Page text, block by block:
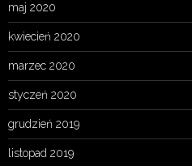
maj 2020
kwiecień 2020
marzec 2020
styczeń 2020
grudzień 2019
listopad 2019